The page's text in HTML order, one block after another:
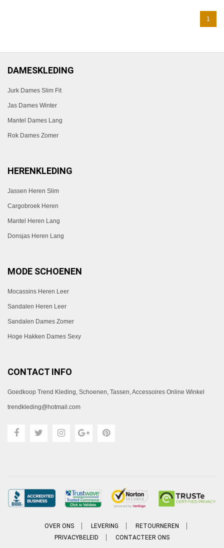
1
DAMESKLEDING
Jurk Dames Slim Fit
Jas Dames Winter
Mantel Dames Lang
Rok Dames Zomer
HERENKLEDING
Jassen Heren Slim
Cargobroek Heren
Mantel Heren Lang
Donsjas Heren Lang
MODE SCHOENEN
Mocassins Heren Leer
Sandalen Heren Leer
Sandalen Dames Zomer
Hoge Hakken Dames Sexy
CONTACT INFO
Goedkoop Trend Kleding, Schoenen, Tassen, Accessoires Online Winkel
trendkleding@hotmail.com
OVER ONS LEVERING
RETOURNEREN
PRIVACYBELEID
CONTACTEER ONS